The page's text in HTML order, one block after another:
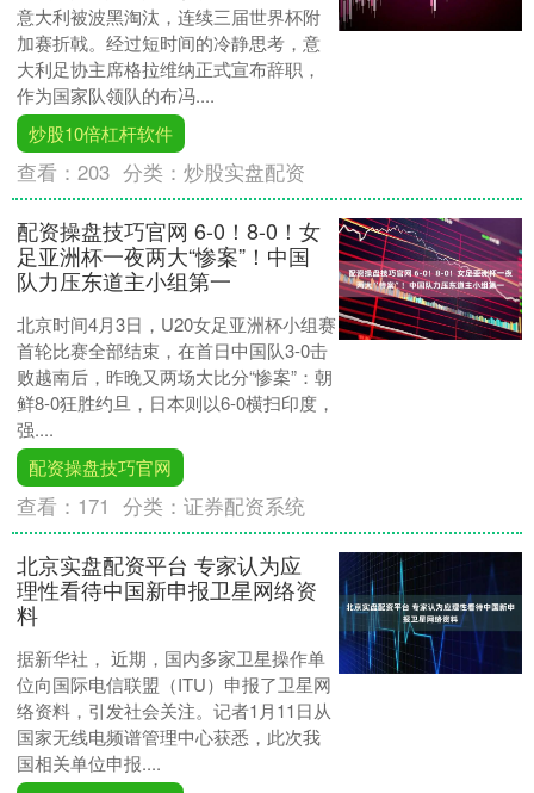
意大利被波黑淘汰，连续三届世界杯附
加赛折戟。经过短时间的冷静思考，意
大利足协主席格拉维纳正式宣布辞职，
作为国家队领队的布冯....
炒股10倍杠杆软件
查看：203 分类：炒股实盘配资
配资操盘技巧官网 6-0！8-0！女
足亚洲杯一夜两大“惨案”！中国
队力压东道主小组第一
北京时间4月3日，U20女足亚洲杯小组赛
首轮比赛全部结束，在首日中国队3-0击
败越南后，昨晚又两场大比分“惨案”：朝
鲜8-0狂胜约旦，日本则以6-0横扫印度，
强....
配资操盘技巧官网
查看： 171 分类：证券配资系统
北京实盘配资平台 专家认为应
理性看待中国新申报卫星网络资
料
据新华社， 近期，国内多家卫星操作单
位向国际电信联盟（ITU）申报了卫星网
络资料，引发社会关注。记者1月11日从
国家无线电频谱管理中心获悉，此次我
国相关单位申报....